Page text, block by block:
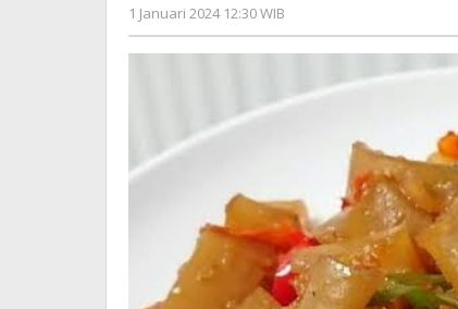
1 Januari 2024 12:30 WIB
Lilis
Dewi